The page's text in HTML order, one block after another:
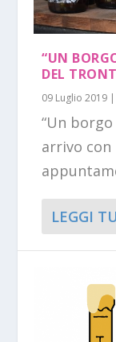
“UN
DEL
09 Luglio 2019 |
“Un
arrivo con
LEGGI